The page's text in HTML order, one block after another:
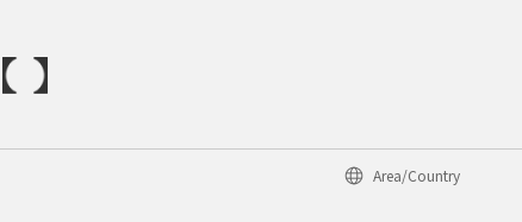
Area/Country